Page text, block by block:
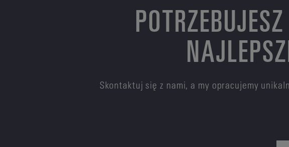
Skontaktuj się z nami, a my opracujemy